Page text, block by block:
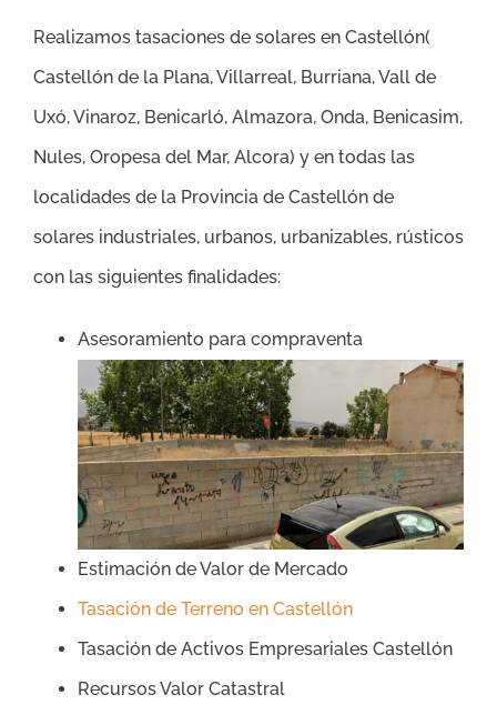
Realizamos tasaciones de solares en Castellón(
Castellón de la Plana, Villarreal, Burriana, Vall de
Uxó, Vinaroz, Benicarló, Almazora, Onda, Benicasim,
Nules, Oropesa del Mar, Alcora) y en todas las
localidades de la Provincia de Castellón de
solares industriales, urbanos, urbanizables, rústicos
con las siguientes finalidades:
Asesoramiento para compraventa
Estimación de Valor de Mercado
Tasación de Terreno en Castellón
Tasación de Activos Empresariales Castellón
Recursos Valor Catastral